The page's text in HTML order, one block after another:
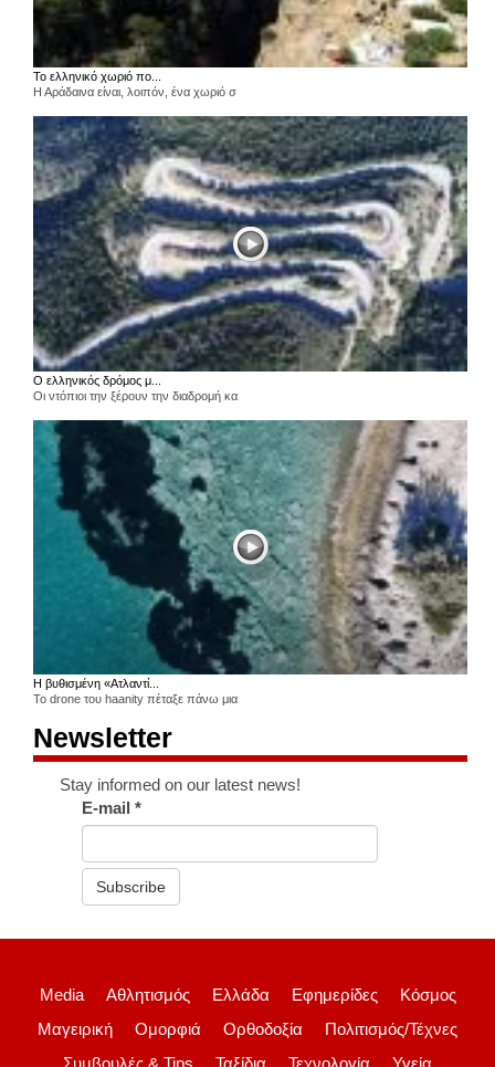
Το ελληνικό χωριό πο...
Η Αράδαινα είναι, λοιπόν, ένα χωριό σ
Ο ελληνικός δρόμος μ...
Οι ντόπιοι την ξέρουν την διαδρομή κα
Η βυθισμένη «Ατλαντί...
Το drone του haanity πέταξε πάνω μια
Newsletter
Stay informed on our latest news!
E-mail*
Subscribe
Media Αθλητισμός Ελλάδα Εφημερίδες
Κόσμος
Μαγειρική
Ομορφιά Ορθοδοξία
Πολιτισμός/Τέχνες